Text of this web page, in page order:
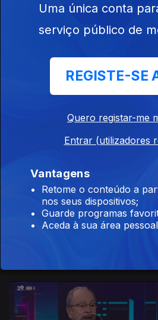
Uma única conta
serviço público de
REGISTE-SE
Quero registar-me
Entrar (utilizadores
Vantagens
Retome o conteúdo a
nos seus dispositivos;
Guarde programas
Aceda à sua área